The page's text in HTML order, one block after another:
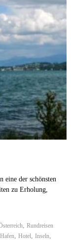
eine der schönsten
zu Erholung,
Rundreisen
Hafen Hotel Inseln